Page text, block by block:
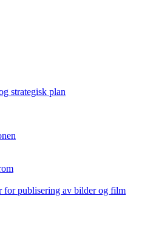
strategisk plan
for publisering av bilder og film